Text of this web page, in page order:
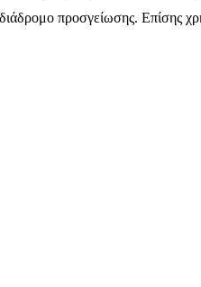
προσγείωσης. Επίσης